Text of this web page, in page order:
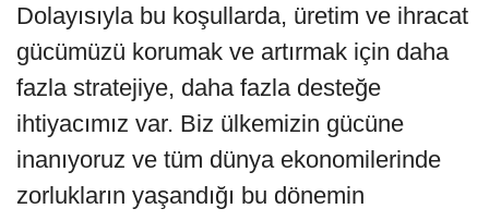
Dolayısıyla bu koşullarda, üretim ve ihracat
gücümüzü korumak ve artırmak için daha
fazla stratejiye, daha fazla desteğe
ihtiyacımız var. Biz ülkemizin gücüne
inanıyoruz ve tüm dünya ekonomilerinde
zorlukların yaşandığı bu dönemin